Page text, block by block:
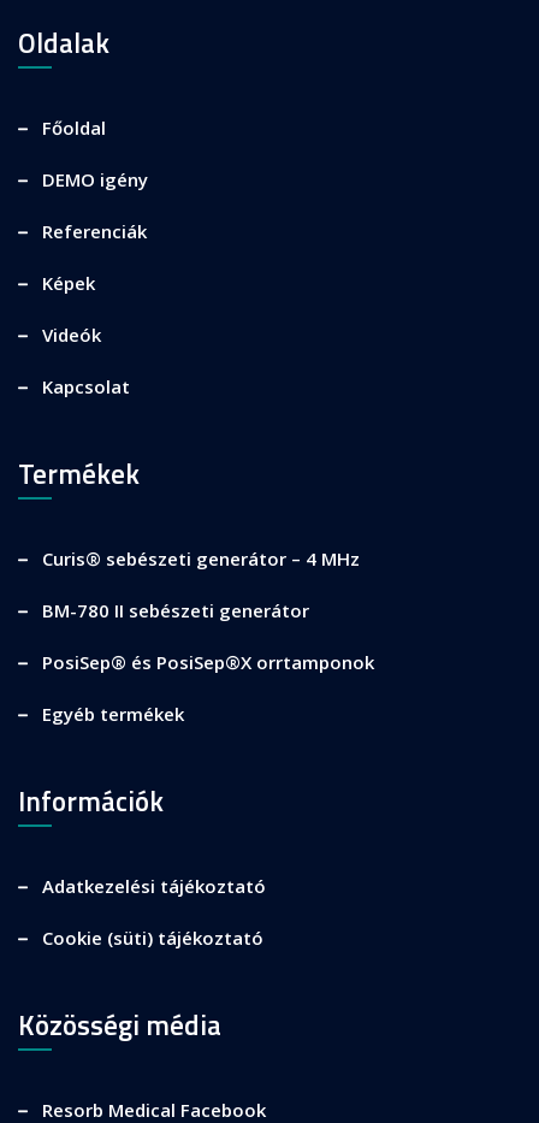
Oldalak
Főoldal
DEMO igény
Referenciák
Képek
Videók
Kapcsolat
Termékek
Curis® sebészeti generátor – 4 MHz
BM-780 II sebészeti generátor
PosiSep® és PosiSep®X orrtamponok
Egyéb termékek
Információk
Adatkezelési tájékoztató
Cookie (süti) tájékoztató
Közösségi média
Resorb Medical Facebook